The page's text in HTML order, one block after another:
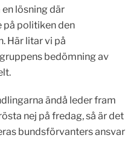
lösning där
på politiken den
Här litar vi på
bedömning av
ändå leder fram
nej på fredag, så är det
bundsförvanters ansvar